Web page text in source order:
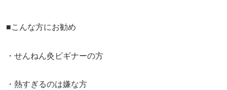
■こんな方にお勧め
・せんねん灸ビギナーの方
・熱すぎるのは嫌な方